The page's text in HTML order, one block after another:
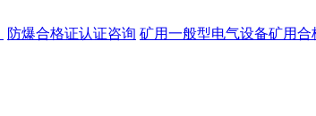
防爆合格证认证咨询 矿用一般型电气设备矿用合